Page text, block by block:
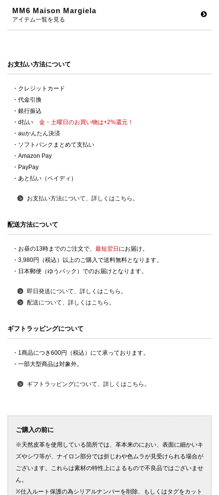
MM6 Maison Margiela
アイテム一覧を見る
お支払い方法について
・クレジットカード
・代金引換
・銀行振込
・d払い 金・土曜日のお買い物は+2%還元！
・auかんたん決済
・ソフトバンクまとめて支払い
・Amazon Pay
・PayPay
・あと払い（ペイディ）
お支払い方法について、詳しくはこちら。
配送方法について
・お昼の13時までのご注文で、 最短翌日 にお届け。
・3,980円（税込）以上のご購入で送料無料となります。
・日本郵便（ゆうパック）でのお届けとなります。
即日発送について、詳しくはこちら。
配送について、詳しくはこちら。
ギフトラッピングについて
・1商品につき600円（税込）にて承っております。
・一部大型商品は対象外。
ギフトラッピングについて、詳しくはこちら。